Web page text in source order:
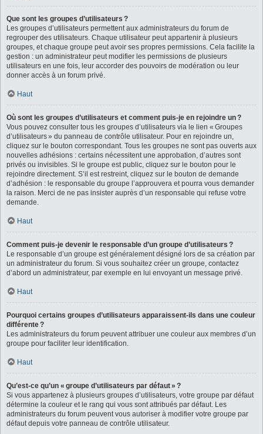
Que sont les groupes d’utilisateurs ?
Les groupes d’utilisateurs permettent aux administrateurs du forum de
regrouper des utilisateurs. Chaque utilisateur peut appartenir à plusieurs
groupes, et chaque groupe peut avoir ses propres permissions. Cela facilite la
gestion : un administrateur peut modifier les permissions de plusieurs
utilisateurs en une fois, leur accorder des pouvoirs de modération ou leur
donner accès à un forum privé.
Haut
Où sont les groupes d’utilisateurs et comment puis-je en rejoindre un ?
Vous pouvez consulter tous les groupes d’utilisateurs via le lien « Groupes
d’utilisateurs » du panneau de contrôle utilisateur. Pour en rejoindre un,
cliquez sur le bouton correspondant. Tous les groupes ne sont pas ouverts aux
nouvelles adhésions : certains nécessitent une approbation, d’autres sont
privés ou invisibles. Si le groupe est public, cliquez sur le bouton pour le
rejoindre directement. S’il est restreint, cliquez sur le bouton de demande
d’adhésion : le responsable du groupe l’approuvera et pourra vous demander
la raison. Merci de ne pas insister auprès d’un responsable qui refuse votre
demande.
Haut
Comment puis-je devenir le responsable d’un groupe d’utilisateurs ?
Le responsable d’un groupe est généralement désigné lors de sa création par
un administrateur du forum. Si vous souhaitez créer un groupe, contactez
d’abord un administrateur, par exemple en lui envoyant un message privé.
Haut
Pourquoi certains groupes d’utilisateurs apparaissent-ils dans une couleur
différente ?
Les administrateurs du forum peuvent attribuer une couleur aux membres d’un
groupe pour faciliter leur identification.
Haut
Qu’est-ce qu’un « groupe d’utilisateurs par défaut » ?
Si vous appartenez à plusieurs groupes d’utilisateurs, votre groupe par défaut
détermine la couleur et le rang qui vous sont attribués par défaut. Les
administrateurs du forum peuvent vous autoriser à modifier votre groupe par
défaut depuis votre panneau de contrôle utilisateur.